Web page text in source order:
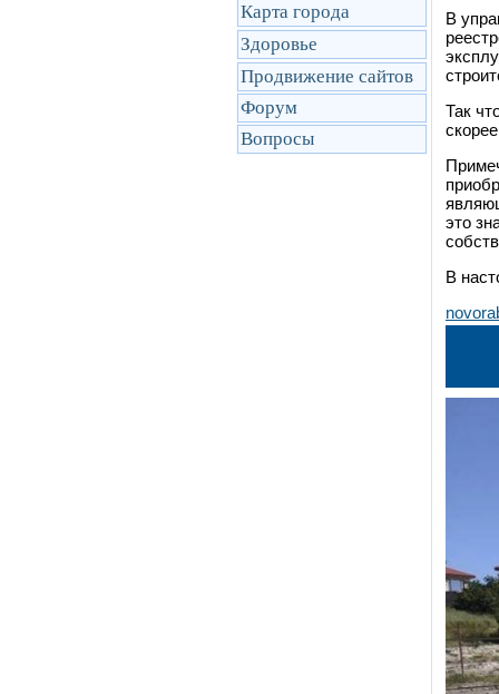
Карта города
Здоровье
Продвижение сайтов
Форум
Вопросы
В
Так
это
В